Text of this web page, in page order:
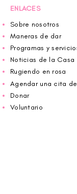
ENLACES
Sobre nosotros
Maneras de dar
Programas y
Noticias de la Casa
Rugiendo en rosa
Agendar una cita
Donar
Voluntario